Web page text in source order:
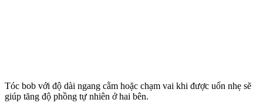
Tóc bob với độ dài ngang cằm hoặc chạm vai khi được uốn nhẹ sẽ
giúp tăng độ phồng tự nhiên ở hai bên.